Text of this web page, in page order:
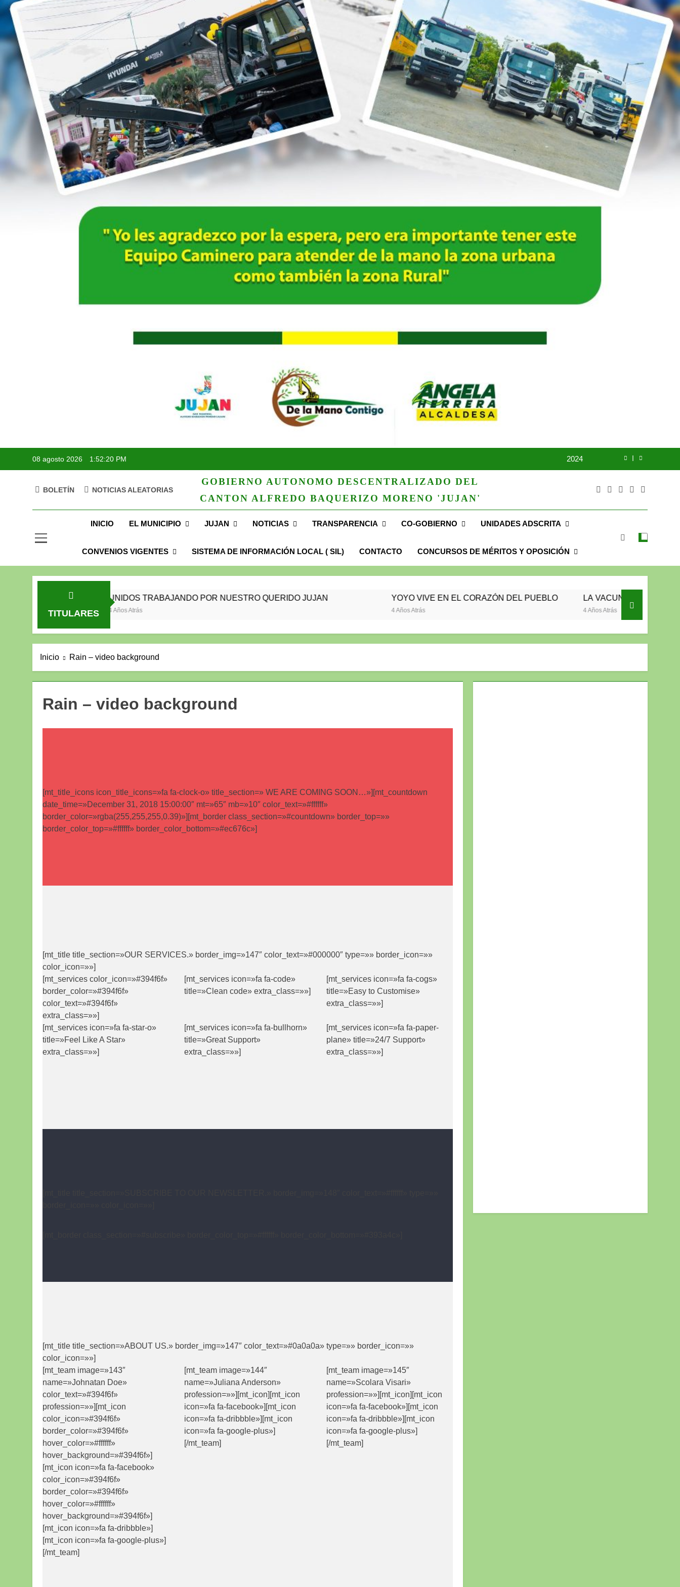
08 agosto 2026 1:52:21 PM
UNIDOS TRABAJANDO POR NUESTRO QUERIDO JUJAN
2024
2025
2024
UNIDOS TRABAJANDO POR NUESTRO QUERIDO JUJAN
GOBIERNO AUTONOMO DESCENTRALIZADO DEL
CANTON ALFREDO BAQUERIZO MORENO 'JUJAN'
BOLETÍN NOTICIAS ALEATORIAS
INICIO EL MUNICIPIO JUJAN NOTICIAS TRANSPARENCIA CO-GOBIERNO UNIDADES ADSCRITA
CONVENIOS VIGENTES SISTEMA DE INFORMACIÓN LOCAL ( SIL) CONTACTO CONCURSOS DE MÉRITOS Y OPOSICIÓN
TITULARES
UNIDOS TRABAJANDO POR NUESTRO QUERIDO JUJAN
4 Años Atrás
YOYO VIVE EN EL CORAZÓN DEL PUEBLO LA VACUNACIÓN CONTINÚA Y LLEGA
Inicio Rain – video background
Rain – video background
[mt_title_icons icon_title_icons=»fa fa-clock-o» title_section=» WE ARE COMING SOON…»][mt_countdown
date_time=»December 31, 2018 15:00:00″ mt=»65″ mb=»10″ color_text=»#ffffff»
border_color=»rgba(255,255,255,0.39)»][mt_border class_section=»#countdown» border_top=»»
border_color_top=»#ffffff» border_color_bottom=»#ec676c»]
[mt_title title_section=»OUR SERVICES.» border_img=»147″ color_text=»#000000″ type=»» border_icon=»»
color_icon=»»]
[mt_services color_icon=»#394f6f»
border_color=»#394f6f»
color_text=»#394f6f»
extra_class=»»]
[mt_services icon=»fa fa-code»
title=»Clean code» extra_class=»»]
[mt_services icon=»fa fa-cogs»
title=»Easy to Customise»
extra_class=»»]
[mt_services icon=»fa fa-star-o»
title=»Feel Like A Star»
extra_class=»»]
[mt_services icon=»fa fa-bullhorn»
title=»Great Support»
extra_class=»»]
[mt_services icon=»fa fa-paper-
plane» title=»24/7 Support»
extra_class=»»]
[mt_title title_section=»ABOUT US.» border_img=»147″ color_text=»#0a0a0a» type=»» border_icon=»»
color_icon=»»]
[mt_team image=»143″
name=»Johnatan Doe»
color_text=»#394f6f»
profession=»»][mt_icon
color_icon=»#394f6f»
border_color=»#394f6f»
hover_color=»#ffffff»
hover_background=»#394f6f»]
[mt_icon icon=»fa fa-facebook»
color_icon=»#394f6f»
border_color=»#394f6f»
hover_color=»#ffffff»
hover_background=»#394f6f»]
[mt_icon icon=»fa fa-dribbble»]
[mt_icon icon=»fa fa-google-plus»]
[/mt_team]
[mt_team image=»144″
name=»Juliana Anderson»
profession=»»][mt_icon][mt_icon
icon=»fa fa-facebook»][mt_icon
icon=»fa fa-dribbble»][mt_icon
icon=»fa fa-google-plus»]
[/mt_team]
[mt_team image=»145″
name=»Scolara Visari»
profession=»»][mt_icon][mt_icon
icon=»fa fa-facebook»][mt_icon
icon=»fa fa-dribbble»][mt_icon
icon=»fa fa-google-plus»]
[/mt_team]